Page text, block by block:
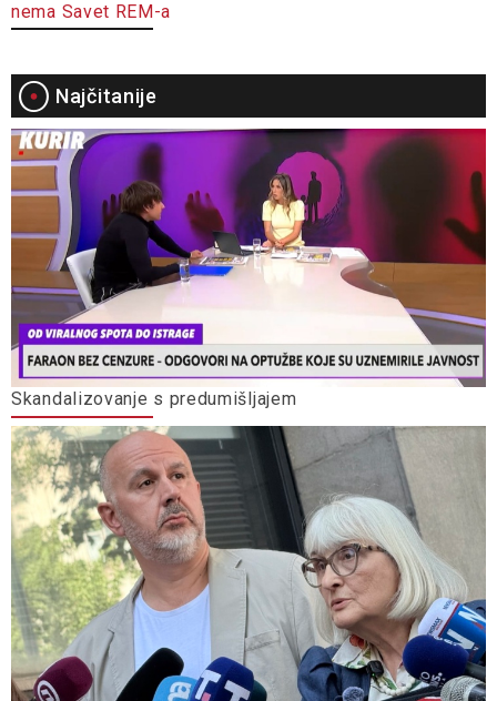
nema Savet REM-a
Najčitanije
Skandalizovanje s predumišljajem